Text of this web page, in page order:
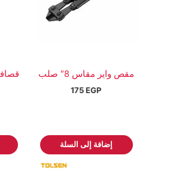
مقص واير مقاس 8″ صلب
175EGP
إضافة إلى السلة